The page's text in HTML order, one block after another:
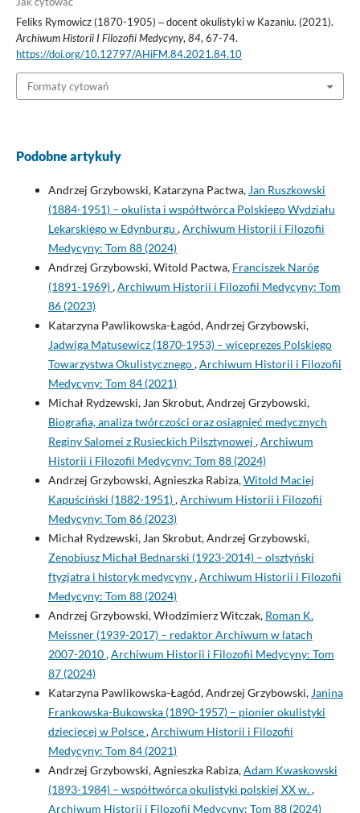
Feliks Rymowicz (1870-1905) ‒ docent okulistyki w Kazaniu. (2021).
Archiwum Historii I Filozofii Medycyny, 84, 67-74.
https://doi.org/10.12797/AHiFM.84.2021.84.10
Formaty cytowań
Podobne artykuły
Andrzej Grzybowski, Katarzyna Pactwa,Jan Ruszkowski
(1884-1951) – okulista i współtwórca Polskiego Wydziału
Lekarskiego w Edynburgu ,Archiwum Historii i Filozofii
Medycyny: Tom 88 (2024)
Andrzej Grzybowski, Witold Pactwa, Franciszek Naróg
(1891-1969),Archiwum Historii i Filozofii Medycyny: Tom
86 (2023)
Katarzyna Pawlikowska-Łagód, Andrzej Grzybowski,
Jadwiga Matusewicz (1870-1953) – wiceprezes Polskiego
Towarzystwa Okulistycznego,Archiwum Historii i Filozofii
Medycyny: Tom 84 (2021)
Michał Rydzewski, Jan Skrobut, Andrzej Grzybowski,
Biografia, analiza twórczości oraz osiągnięć medycznych
Reginy Salomei z Rusieckich Pilsztynowej ,Archiwum
Historii i Filozofii Medycyny: Tom 88 (2024)
Andrzej Grzybowski, Agnieszka Rabiza,Witold Maciej
Kapuściński (1882-1951),Archiwum Historii i Filozofii
Medycyny: Tom 86 (2023)
Michał Rydzewski, Jan Skrobut, Andrzej Grzybowski,
Zenobiusz Michał Bednarski (1923-2014) – olsztyński
ftyzjatra i historyk medycyny,Archiwum Historii i Filozofii
Medycyny: Tom 88 (2024)
Andrzej Grzybowski, Włodzimierz Witczak, Roman K.
Meissner (1939-2017) – redaktor Archiwum w latach
2007-2010,Archiwum Historii i Filozofii Medycyny: Tom
87 (2024)
Katarzyna Pawlikowska-Łagód, Andrzej Grzybowski,Janina
Frankowska-Bukowska (1890-1957) – pionier okulistyki
dziecięcej w Polsce,Archiwum Historii i Filozofii
Medycyny: Tom 84 (2021)
Andrzej Grzybowski, Agnieszka Rabiza,Adam Kwaskowski
(1893-1984) – współtwórca okulistyki polskiej XX w.,
Archiwum Historii i Filozofii Medycyny: Tom 88 (2024)